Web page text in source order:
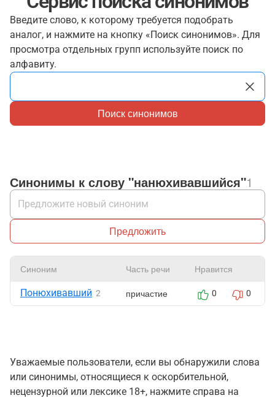
Введите слово, к которому требуется подобрать
аналог, и нажмите на кнопку «Поиск синонимов». Для
просмотра отдельных групп используйте поиск по
алфавиту.
Поиск синонимов
Синонимы к слову "нанюхивавшийся"1
Предложить
Синоним Часть речи Нравится
Понюхивавший 2 причастие 0 0
Уважаемые пользователи, если вы обнаружили слова
или синонимы, относящиеся к оскорбительной,
нецензурной или лексике 18+, нажмите справа на